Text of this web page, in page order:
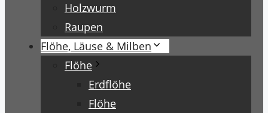
Holzwurm
Raupen
Flöhe, Läuse & Milben
Flöhe
Erdflöhe
Flöhe